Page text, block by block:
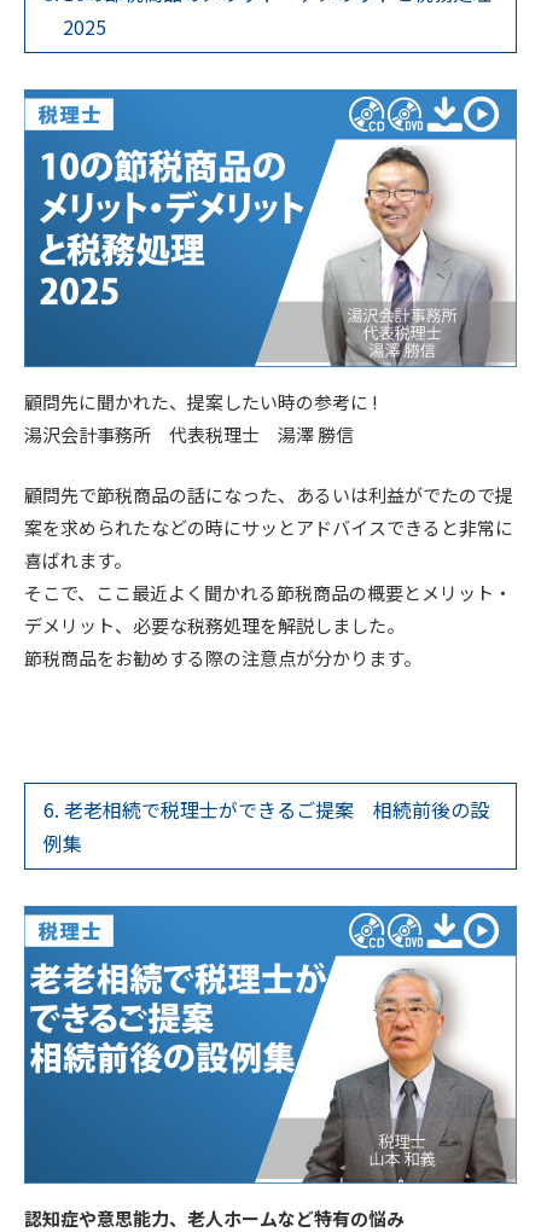
2025
顧問先に聞かれた、提案したい時の参考に !
湯沢会計事務所 代表税理士 湯澤 勝信
顧問先で節税商品の話になった、あるいは利益がでたので提
案を求められたなどの時にサッとアドバイスできると非常に
喜ばれます。
そこで、ここ最近よく聞かれる節税商品の概要とメリット・
デメリット、必要な税務処理を解説しました。
節税商品をお勧めする際の注意点が分かります。
6. 老老相続で税理士ができるご提案 相続前後の設
例集
認知症や意思能力、老人ホームなど特有の悩み